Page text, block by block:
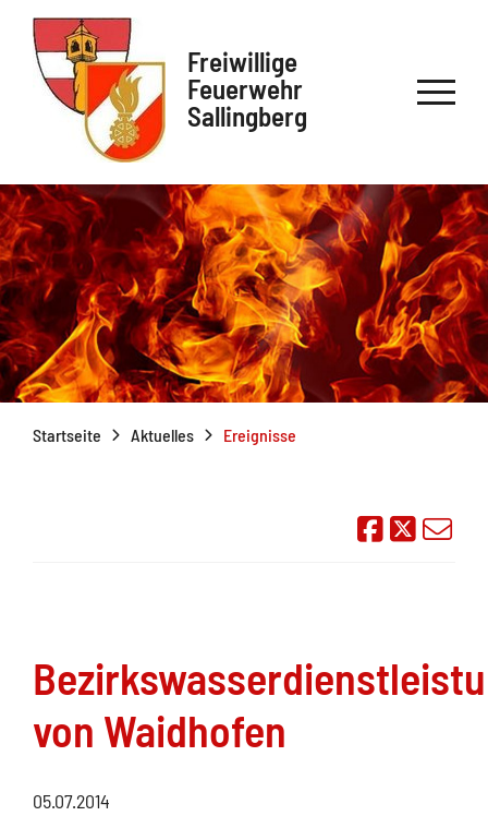
Freiwillige
Feuerwehr
Sallingberg
Startseite Aktuelles Ereignisse
Auf
von Waidhofen
05.07.2014